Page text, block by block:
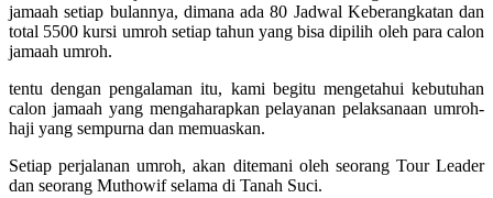
jamaah setiap bulannya, dimana ada 80 Jadwal Keberangkatan dan
total 5500 kursi umroh setiap tahun yang bisa dipilih oleh para calon
jamaah umroh.
tentu dengan pengalaman itu, kami begitu mengetahui kebutuhan
calon jamaah yang mengaharapkan pelayanan pelaksanaan umroh-
haji yang sempurna dan memuaskan.
Setiap perjalanan umroh, akan ditemani oleh seorang Tour Leader
dan seorang Muthowif selama di Tanah Suci.